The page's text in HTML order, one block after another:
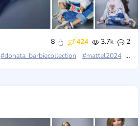
8 424 3.7k
2
#donata_barbiecollection #mattel2024